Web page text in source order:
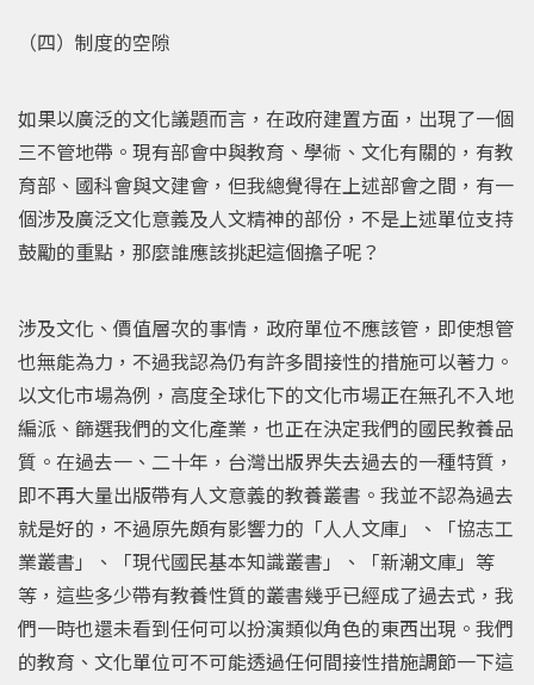
（四）制度的空隙
如果以廣泛的文化議題而言，在政府建置方面，出現了一個
三不管地帶。現有部會中與教育、學術、文化有關的，有教
育部、國科會與文建會，但我總覺得在上述部會之間，有一
個涉及廣泛文化意義及人文精神的部份，不是上述單位支持
鼓勵的重點，那麼誰應該挑起這個擔子呢？
涉及文化、價值層次的事情，政府單位不應該管，即使想管
也無能為力，不過我認為仍有許多間接性的措施可以著力。
以文化市場為例，高度全球化下的文化市場正在無孔不入地
編派、篩選我們的文化產業，也正在決定我們的國民教養品
質。在過去一、二十年，台灣出版界失去過去的一種特質，
即不再大量出版帶有人文意義的教養叢書。我並不認為過去
就是好的，不過原先頗有影響力的「人人文庫」、「協志工
業叢書」、「現代國民基本知識叢書」、「新潮文庫」等
等，這些多少帶有教養性質的叢書幾乎已經成了過去式，我
們一時也還未看到任何可以扮演類似角色的東西出現。我們
的教育、文化單位可不可能透過任何間接性措施調節一下這